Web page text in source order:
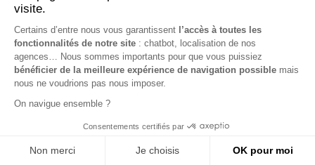
portage salarial :
pourquoi est-ce
essentiel ?
Quel meilleur modèle que leportage salarialpour